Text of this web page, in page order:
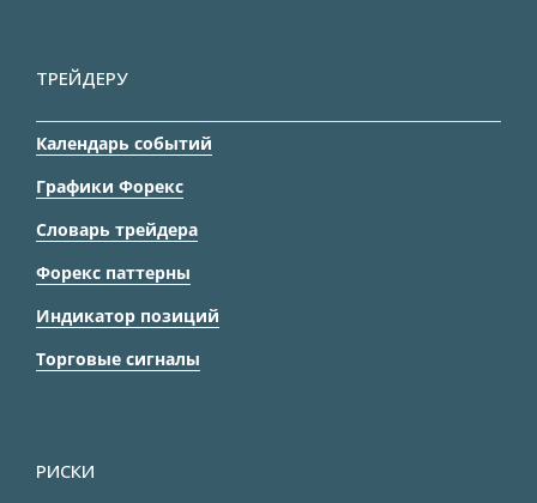
ТРЕЙДЕРУ
Календарь событий
Графики Форекс
Словарь трейдера
Форекс паттерны
Индикатор позиций
Торговые сигналы
РИСКИ